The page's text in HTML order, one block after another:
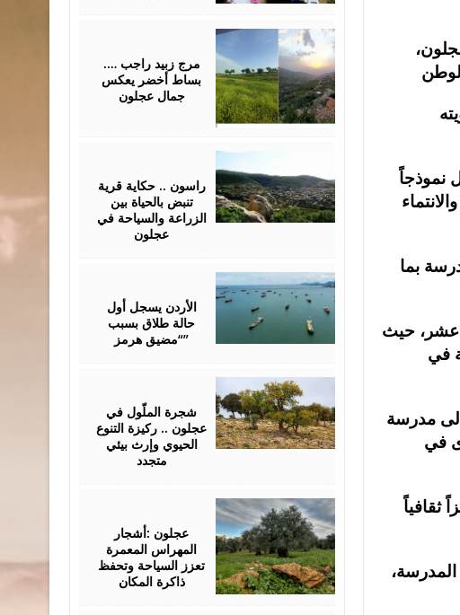
نموذجاً
بما
عشر، حيث
في
مدرسة
في
ثقافياً
المدرسة،
مرج زبيد راجب ….
بساط أخضر يعكس
جمال عجلون
راسون .. حكاية قرية
تنبض بالحياة بين
الزراعة والسياحة في
عجلون
الأردن يسجل أول
حالة طلاق بسبب
“مضيق هرمز”
شجرة الملّول في
عجلون .. ركيزة التنوع
الحيوي وإرث بيئي
متجدد
عجلون :أشجار
المهراس المعمرة
تعزز السياحة وتحفظ
ذاكرة المكان